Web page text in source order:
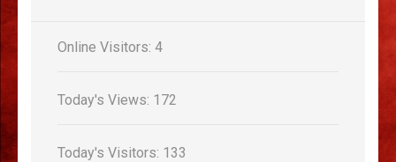
Online Visitors: 4
Today's Views: 172
Today's Visitors: 133